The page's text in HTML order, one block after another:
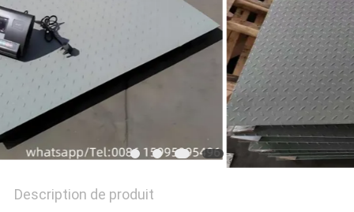
UN DEVIS
PLAN
DU
SITE
POLICY
Description de produit